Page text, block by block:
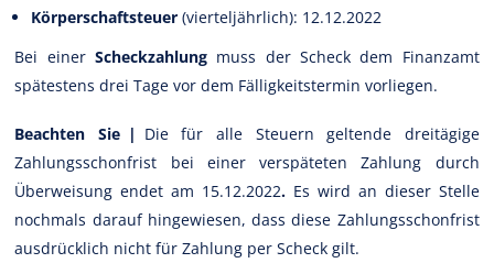
Körperschaftsteuer(vierteljährlich): 12.12.2022
Bei einerScheckzahlung muss der Scheck dem Finanzamt
spätestens drei Tage vor dem Fälligkeitstermin vorliegen.
Beachten Sie | Die für alle Steuern geltende dreitägige
Zahlungsschonfrist bei einer verspäteten Zahlung durch
Überweisung endet am 15.12.2022. Es wird an dieser Stelle
nochmals darauf hingewiesen, dass diese Zahlungsschonfrist
ausdrücklich nicht für Zahlung per Scheck gilt.